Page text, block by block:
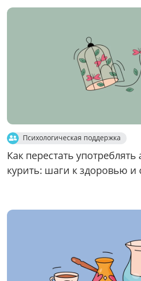
Психологическая поддержка
Как перестать употреблять
курить: шаги к здоровью и